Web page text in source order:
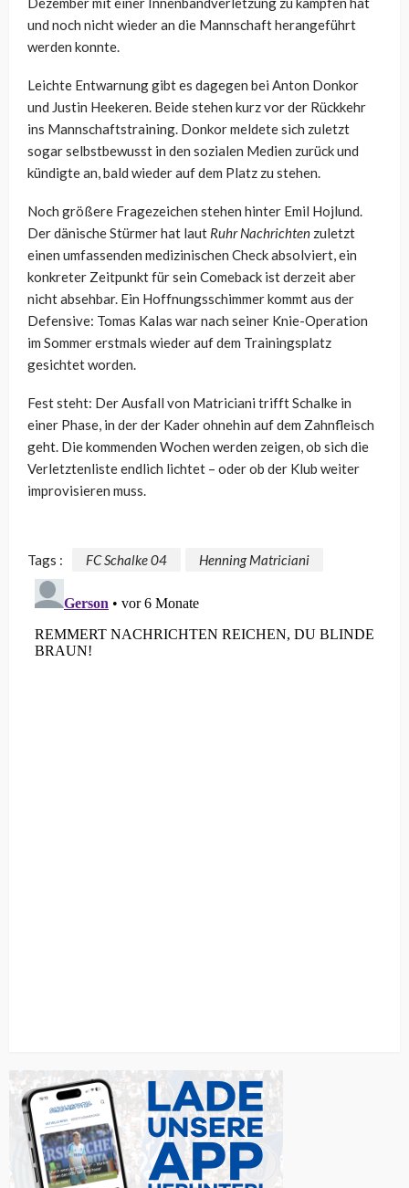
und noch nicht wieder an die Mannschaft herangeführt
werden konnte.
Leichte Entwarnung gibt es dagegen bei Anton Donkor
und Justin Heekeren. Beide stehen kurz vor der Rückkehr
ins Mannschaftstraining. Donkor meldete sich zuletzt
sogar selbstbewusst in den sozialen Medien zurück und
kündigte an, bald wieder auf dem Platz zu stehen.
Noch größere Fragezeichen stehen hinter Emil Hojlund.
Der dänische Stürmer hat laut Ruhr Nachrichten zuletzt
einen umfassenden medizinischen Check absolviert, ein
konkreter Zeitpunkt für sein Comeback ist derzeit aber
nicht absehbar. Ein Hoffnungsschimmer kommt aus der
Defensive: Tomas Kalas war nach seiner Knie-Operation
im Sommer erstmals wieder auf dem Trainingsplatz
gesichtet worden.
Fest steht: Der Ausfall von Matriciani trifft Schalke in
einer Phase, in der der Kader ohnehin auf dem Zahnfleisch
geht. Die kommenden Wochen werden zeigen, ob sich die
Verletztenliste endlich lichtet – oder ob der Klub weiter
improvisieren muss.
Tags : FC Schalke 04 Henning Matriciani